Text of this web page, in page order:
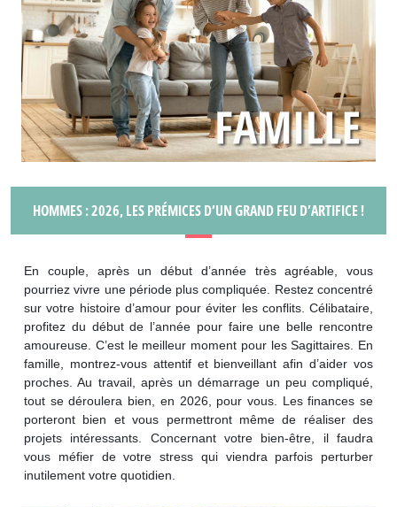
HOMMES : 2026, LES PRÉMICES D’UN GRAND FEU D’ARTIFICE !
En couple, après un début d’année très agréable, vous
pourriez vivre une période plus compliquée. Restez concentré
sur votre histoire d’amour pour éviter les conflits. Célibataire,
profitez du début de l’année pour faire une belle rencontre
amoureuse. C’est le meilleur moment pour les Sagittaires. En
famille, montrez-vous attentif et bienveillant afin d’aider vos
proches. Au travail, après un démarrage un peu compliqué,
tout se déroulera bien, en 2026, pour vous. Les finances se
porteront bien et vous permettront même de réaliser des
projets intéressants. Concernant votre bien-être, il faudra
vous méfier de votre stress qui viendra parfois perturber
inutilement votre quotidien.